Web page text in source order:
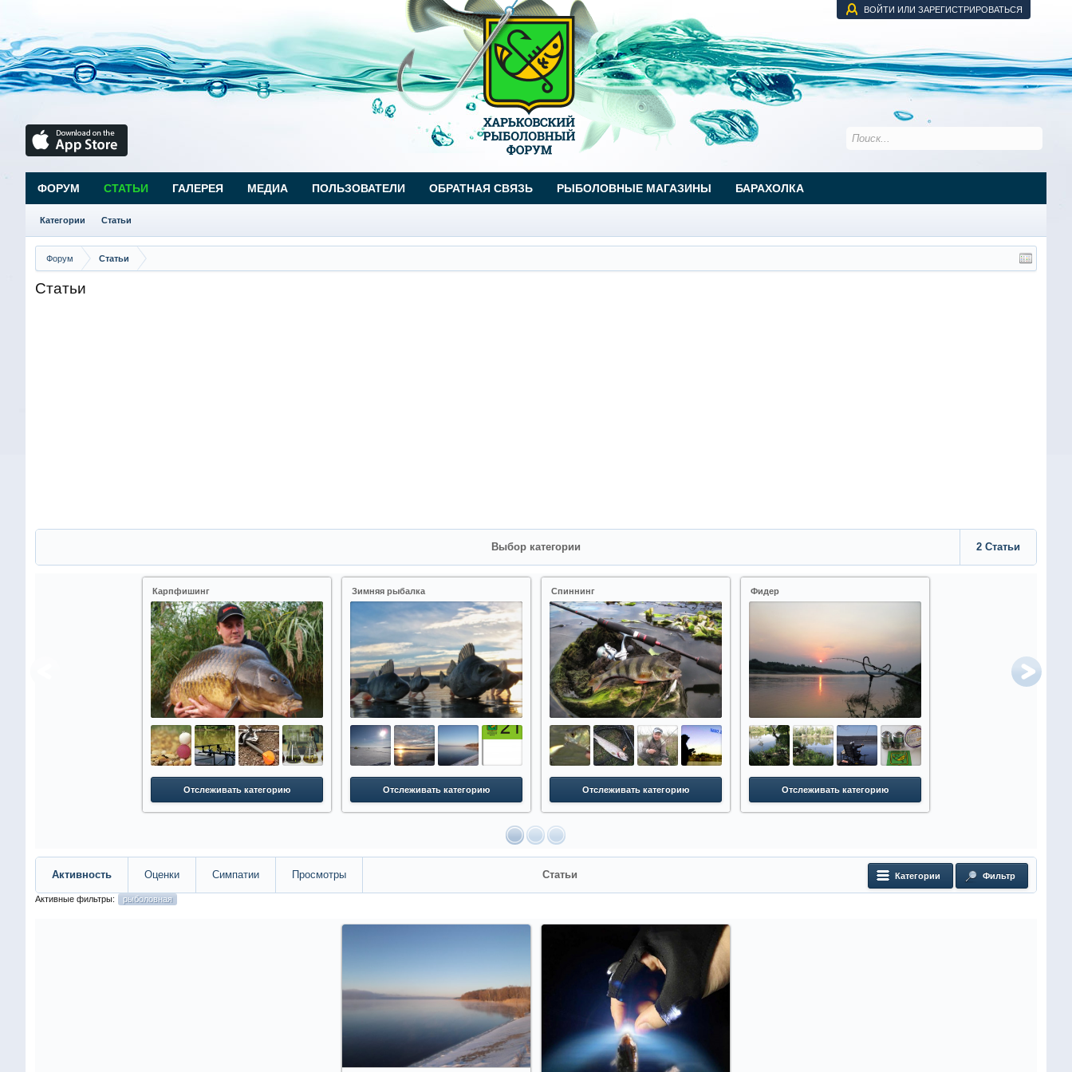
ВОЙТИ ИЛИ ЗАРЕГИСТРИРОВАТЬСЯ
Форум Статьи
Статьи
Выбор категории 2 Статьи
Карпфишинг
Отслеживать категорию
Зимняя рыбалка
Отслеживать категорию
Спиннинг
Отслеживать категорию
Фидер
Отслеживать категорию
Активность Оценки Симпатии Просмотры Статьи Категории Фильтр
Активные фильтры: рыболовная
ФОРУМ СТАТЬИ
Категории Статьи
ГАЛЕРЕЯ МЕДИА ПОЛЬЗОВАТЕЛИ ОБРАТНАЯ СВЯЗЬ РЫБОЛОВНЫЕ МАГАЗИНЫ БАРАХОЛКА